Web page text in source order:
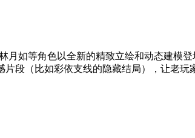
如等角色以全新的精致立绘和动态建模
段（比如彩依支线的隐藏结局），让老玩